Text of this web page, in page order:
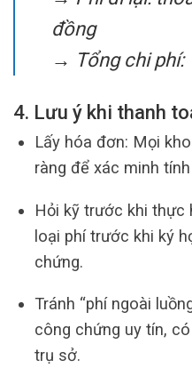
đồng
→ Tổng chi phí:
4. Lưu ý khi thanh
Lấy hóa đơn: Mọi
ràng để xác minh
Hỏi kỹ trước khi thực
loại phí trước khi ký
chứng.
Tránh “phí ngoài
công chứng uy tín,
trụ sở.